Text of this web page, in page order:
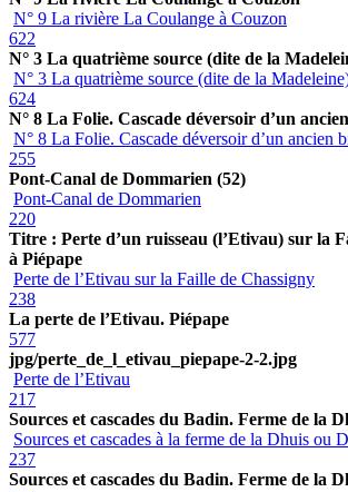
N° 9 La rivière La Coulange à Couzon
622
N° 3 La quatrième source (dite de la
N° 3 La quatrième source (dite de la
624
N° 8 La Folie. Cascade déversoir d’un
N° 8 La Folie. Cascade déversoir d’un ancien
255
Pont-Canal de Dommarien (52)
Pont-Canal de Dommarien
220
Titre : Perte d’un ruisseau (l’Etivau) sur la
à Piépape
Perte de l’Etivau sur la Faille de Chassigny
238
La perte de l’Etivau. Piépape
577
jpg/perte_de_l_etivau_piepape-2-2.jpg
Perte de l’Etivau
217
Sources et cascades du Badin. Ferme de la
Sources et cascades à la ferme de la Dhuis ou
237
Sources et cascades du Badin. Ferme de la